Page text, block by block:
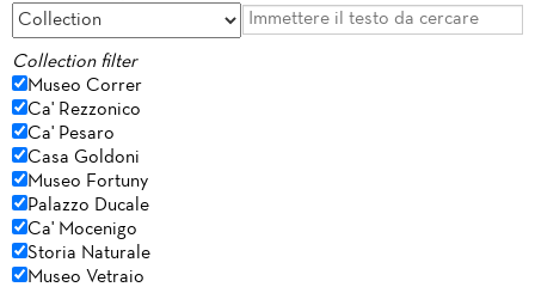
Collection filter
Museo Correr
Ca' Rezzonico
Ca' Pesaro
Casa Goldoni
Museo Fortuny
Palazzo Ducale
Ca' Mocenigo
Storia Naturale
Museo Vetraio